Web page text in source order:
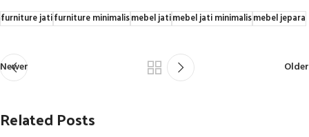
furniture jatifurniture minimalismebel jatimebel jati minimalismebel jepara
Newer Older
Related Posts